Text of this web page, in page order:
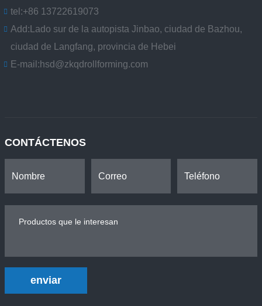
tel:+86 13722619073
Add: Lado sur de la autopista Jinbao, ciudad de Bazhou,
ciudad de Langfang, provincia de Hebei
E-mail: hsd@zkqdrollforming.com
CONTÁCTENOS
enviar